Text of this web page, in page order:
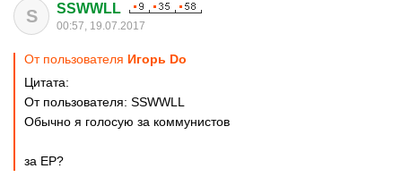
S SSWWLL
00:57, 19.07.2017
От пользователя Игорь Do
Цитата:
От пользователя: SSWWLL
Обычно я голосую за коммунистов
за ЕР?